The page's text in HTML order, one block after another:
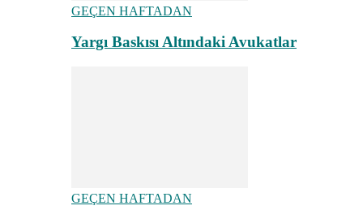
GEÇEN HAFTADAN
Yargı Baskısı Altındaki Avukatlar
GEÇEN HAFTADAN